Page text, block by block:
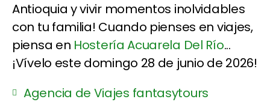
Antioquia y vivir momentos inolvidables
con tu familia! Cuando pienses en viajes,
piensa en Hostería Acuarela Del Río...
¡Vívelo este domingo 28 de junio de 2026!
Agencia de Viajes fantasytours